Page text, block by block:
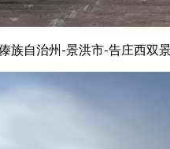
族自治州-景洪市-告庄西双